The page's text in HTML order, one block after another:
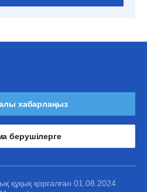
хабарлаңыз
берушілерге
құқық қорғалған 01.08.2024